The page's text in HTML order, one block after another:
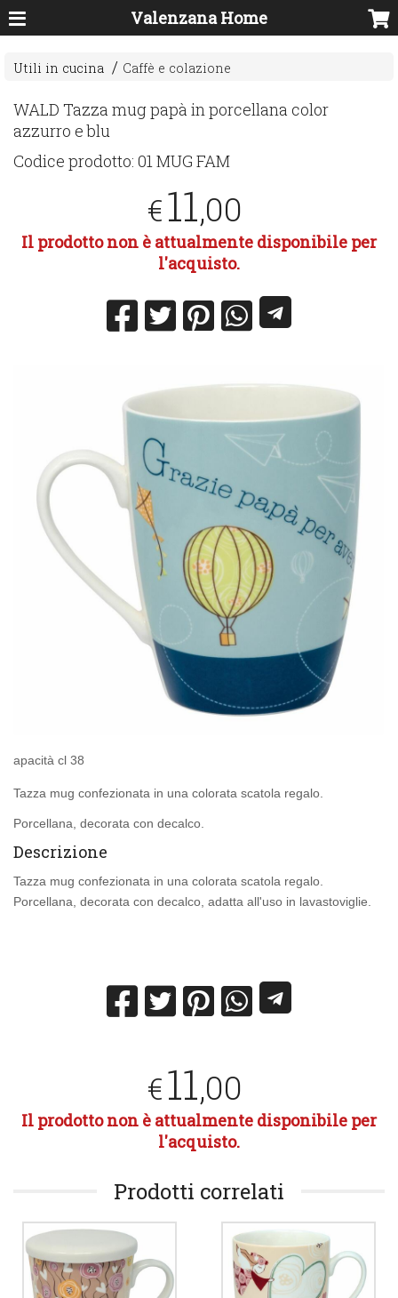
Valenzana Home
Utili in cucina Caffè e colazione
WALD Tazza mug papà in porcellana color
azzurro e blu
Codice prodotto:01 MUG FAM
€11,00
Il prodotto non è attualmente disponibile per
l'acquisto.
apacità cl 38
Tazza mug confezionata in una colorata scatola regalo.
Porcellana, decorata con decalco.
Descrizione
Tazza mug confezionata in una colorata scatola regalo.
Porcellana, decorata con decalco, adatta all'uso in lavastoviglie.
€11,00
Il prodotto non è attualmente disponibile per
l'acquisto.
Prodotti correlati